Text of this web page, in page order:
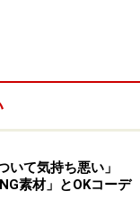
円（税込）（※
いて気持ち悪い」
素材」とOKコーデ